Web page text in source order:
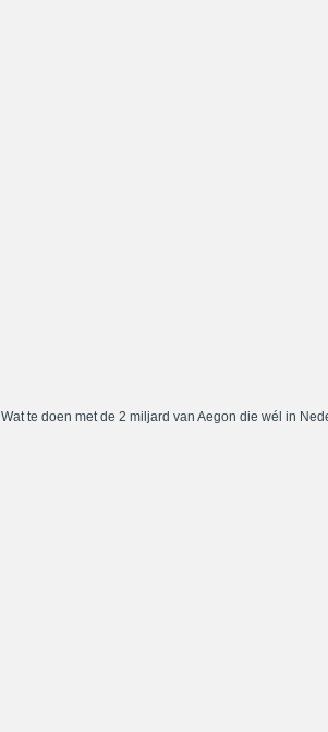
Wat te doen met de 2 miljard van Aegon die wél in